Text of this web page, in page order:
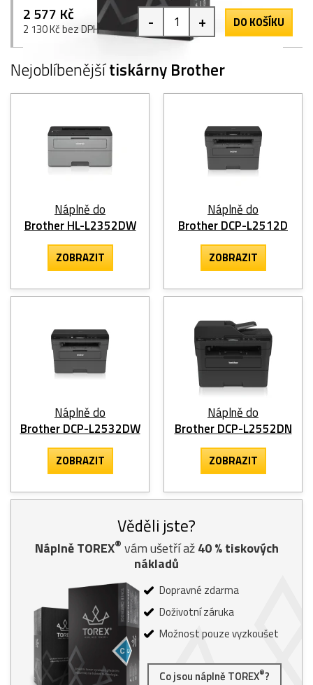
2 577 Kč
2 130 Kč bez DPH - + DO KOŠÍKU
Nejoblíbenějšítiskárny Brother
Náplně do
Brother HL-L2352DW
ZOBRAZIT
Náplně do
Brother DCP-L2512D
ZOBRAZIT
Náplně do
Brother DCP-L2532DW
ZOBRAZIT
Náplně do
Brother DCP-L2552DN
ZOBRAZIT
Věděli jste?
Náplně TOREX® vám ušetří až40% tiskových
nákladů
Dopravné zdarma
Doživotní záruka
Možnost pouze vyzkoušet
Co jsou náplně TOREX®?